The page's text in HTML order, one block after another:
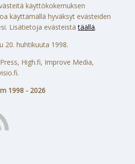
käyttökokemuksen
käyttämällä hyväksyt evästeiden
Lisätietoja evästeistätäällä.
20. huhtikuuta 1998.
High.fi, Improve Media,
1998 - 2026